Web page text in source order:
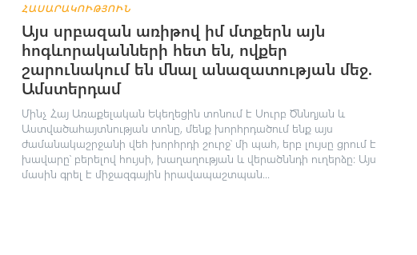
ՀԱՍԱՐԱԿՈՒԹՅՈՒՆ
Այս սրբազան առիթով իմ մտքերն այն
հոգևորականների հետ են, ովքեր
շարունակում են մնալ անազատության մեջ.
Ամստերդամ
Մինչ Հայ Առաքելական Եկեղեցին տոնում է Սուրբ Ծննդյան և
Աստվածահայտնության տոնը, մենք խորհրդածում ենք այս
ժամանակաշրջանի վեհ խորհրդի շուրջ՝ մի պահ, երբ լույսը ցրում է
խավարը՝ բերելով հույսի, խաղաղության և վերածննդի ուղերձը։ Այս
մասին գրել է միջազգային իրավապաշտպան...